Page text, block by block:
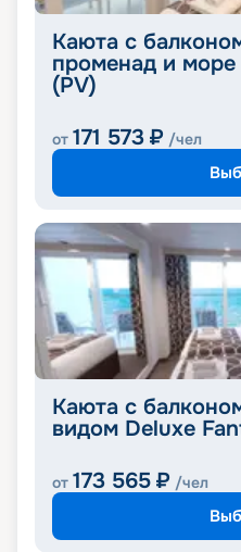
Каюта с
променад и
(PV)
от 171 573 ₽ /чел
Каюта с
видом Deluxe
от 173 565 ₽ /чел